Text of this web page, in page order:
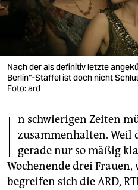
fragen & hilfe
unterstützen
abo
genossenschaft
Nach der als definitiv letzte
Berlin“-Staffel ist doch nicht
Foto: ard
I n schwierigen Zeiten
zusammenhalten. Weil
gerade nur so mäßig
Wochenende drei Frauen,
begreifen sich die ARD,